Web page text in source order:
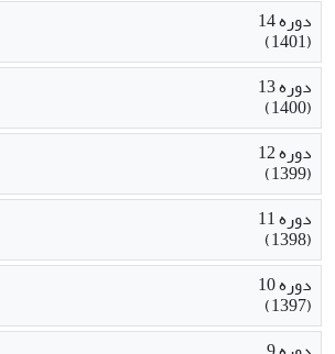
دوره 14
(1401)
دوره 13
(1400)
دوره 12
(1399)
دوره 11
(1398)
دوره 10
(1397)